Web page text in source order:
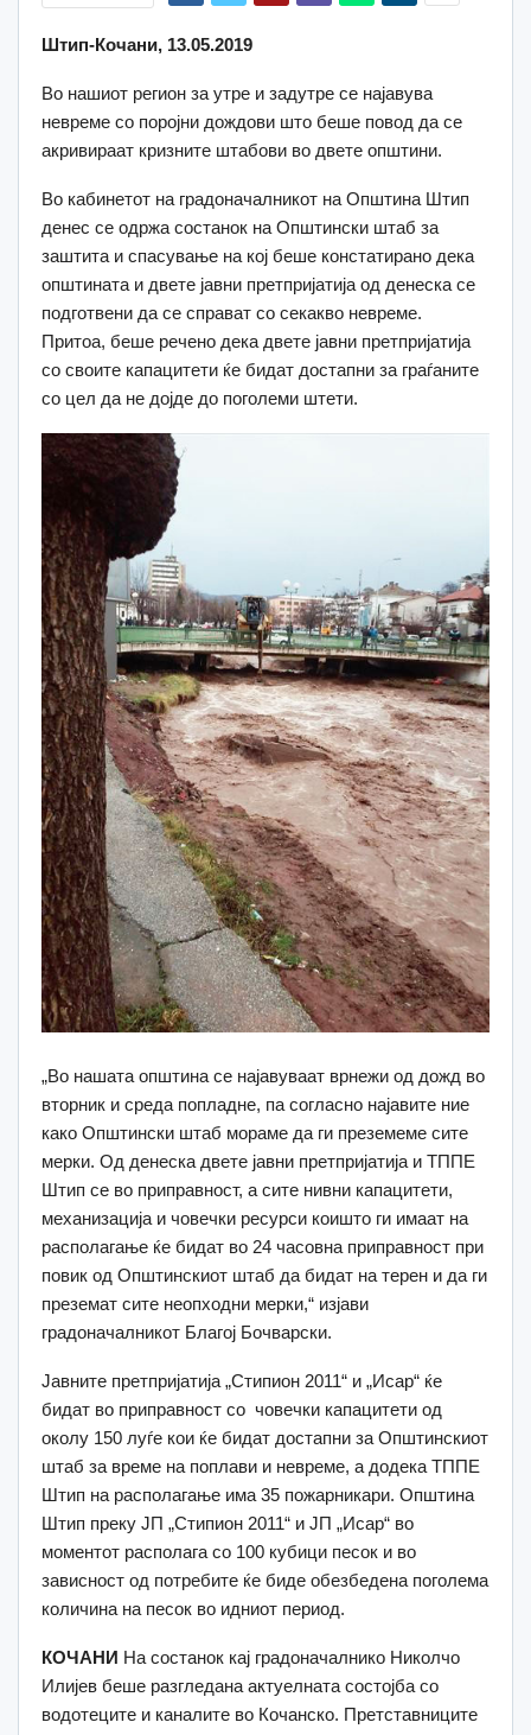
Штип-Кочани, 13.05.2019
Во нашиот регион за утре и задутре се најавува
невреме со поројни дождови што беше повод да се
акривираат кризните штабови во двете општини.
Во кабинетот на градоначалникот на Општина Штип
денес се одржа состанок на Општински штаб за
заштита и спасување на кој беше констатирано дека
општината и двете јавни претпријатија од денеска се
подготвени да се справат со секакво невреме.
Притоа, беше речено дека двете јавни претпријатија
со своите капацитети ќе бидат достапни за граѓаните
со цел да не дојде до поголеми штети.
„Во нашата општина се најавуваат врнежи од дожд во
вторник и среда попладне, па согласно најавите ние
како Општински штаб мораме да ги преземеме сите
мерки. Од денеска двете јавни претпријатија и ТППЕ
Штип се во приправност, а сите нивни капацитети,
механизација и човечки ресурси коишто ги имаат на
располагање ќе бидат во 24 часовна приправност при
повик од Општинскиот штаб да бидат на терен и да ги
преземат сите неопходни мерки,“ изјави
градоначалникот Благој Бочварски.
Јавните претпријатија „Стипион 2011“ и „Исар“ ќе
бидат во приправност со човечки капацитети од
околу 150 луѓе кои ќе бидат достапни за Општинскиот
штаб за време на поплави и невреме, а додека ТППЕ
Штип на располагање има 35 пожарникари. Општина
Штип преку ЈП „Стипион 2011“ и ЈП „Исар“ во
моментот располага со 100 кубици песок и во
зависност од потребите ќе биде обезбедена поголема
количина на песок во идниот период.
КОЧАНИ На состанок кај градоначалнико Николчо
Илијев беше разгледана актуелната состојба со
водотеците и каналите во Кочанско. Претставниците